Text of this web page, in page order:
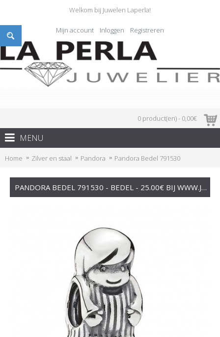
Welkom bij Juwelen Laperla!
Mijn account Inloggen Registreren
0 product(en) - 0,00€
MENU
Home Zilver en staal Pandora Pandora Bedel 791530
PANDORA BEDEL 791530 - BEDEL - 25.00€ BIJ WWW.JUWELIERLAPERLA.BE